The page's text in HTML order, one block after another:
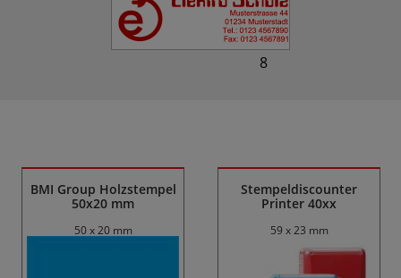
8
BMI Group Holzstempel
50x20 mm
50 x 20 mm
Stempeldiscounter
Printer 40xx
59 x 23 mm